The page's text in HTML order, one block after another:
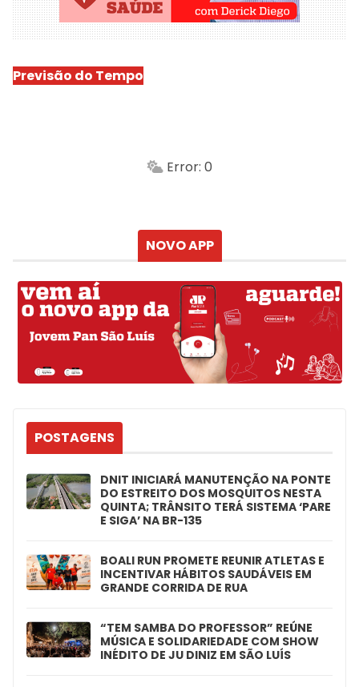
Previsão do Tempo
Min.
Error: 0
NOVO APP
POSTAGENS
DNIT INICIARÁ MANUTENÇÃO NA PONTE
DO ESTREITO DOS MOSQUITOS NESTA
QUINTA; TRÂNSITO TERÁ SISTEMA ‘PARE
E SIGA’ NA BR-135
BOALI RUN PROMETE REUNIR ATLETAS E
INCENTIVAR HÁBITOS SAUDÁVEIS EM
GRANDE CORRIDA DE RUA
“TEM SAMBA DO PROFESSOR” REÚNE
MÚSICA E SOLIDARIEDADE COM SHOW
INÉDITO DE JU DINIZ EM SÃO LUÍS